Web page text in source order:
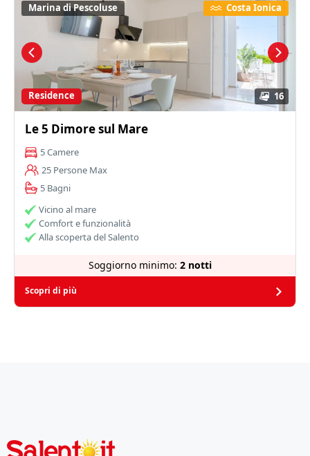
16
Marina di Pescoluse Costa Ionica
Residence
Le 5 Dimore sul Mare
5 Camere
25 Persone Max
5 Bagni
Vicino al mare
Comfort e funzionalità
Alla scoperta del Salento
Soggiorno minimo: 2 notti
Scopri di più